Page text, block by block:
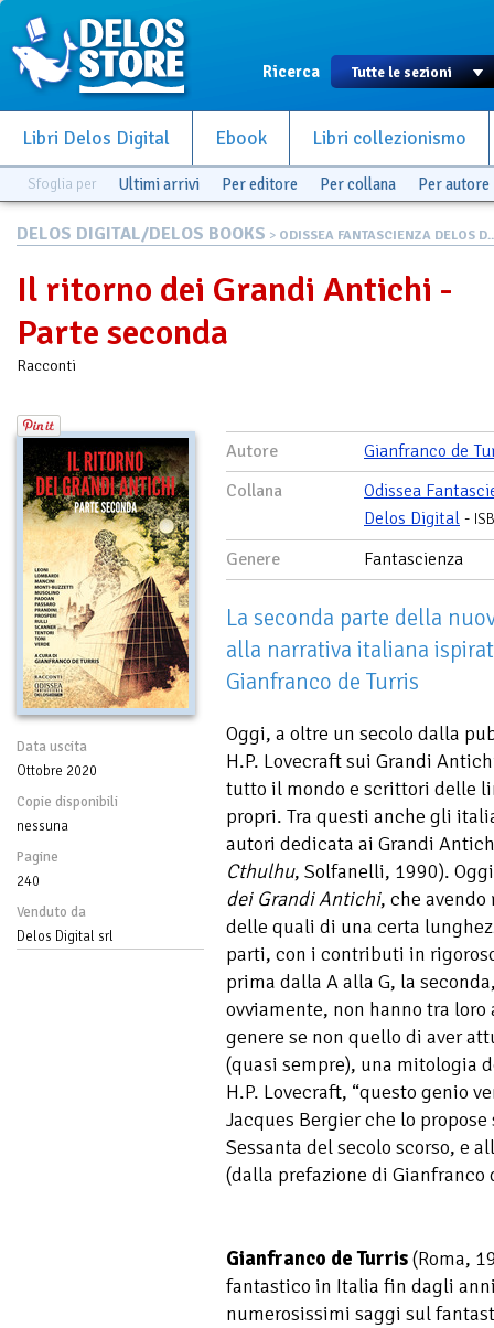
Ricerca
Libri Delos Digital Ebook Libri collezionismo
Sfoglia per Ultimi arrivi Per editore Per collana Per autore
DELOS DIGITAL/DELOS BOOKS > ODISSEA FANTASCIENZA DELOS
Il ritorno dei Grandi Antichi -
Parte seconda
Racconti
Data uscita
Ottobre 2020
Copie disponibili
nessuna
Pagine
240
Venduto da
Delos Digital srl
Autore
Gianfranco de
Collana
Odissea
Delos Digital -
Genere Fantascienza
La seconda parte della
alla narrativa italiana
Gianfranco de Turris
Oggi, a oltre un secolo dalla
H.P. Lovecraft sui Grandi
tutto il mondo e scrittori delle
propri. Tra questi anche gli
autori dedicata ai Grandi
Cthulhu, Solfanelli, 1990).
dei Grandi Antichi, che
delle quali di una certa
parti, con i contributi in
prima dalla A alla G, la
ovviamente, non hanno tra
genere se non quello di aver
(quasi sempre), una mitologia
H.P. Lovecraft, “questo genio
Jacques Bergier che lo
Sessanta del secolo scorso, e
(dalla prefazione di Gianfranco
Gianfranco de Turris(Roma,
fantastico in Italia fin dagli
numerosissimi saggi sul